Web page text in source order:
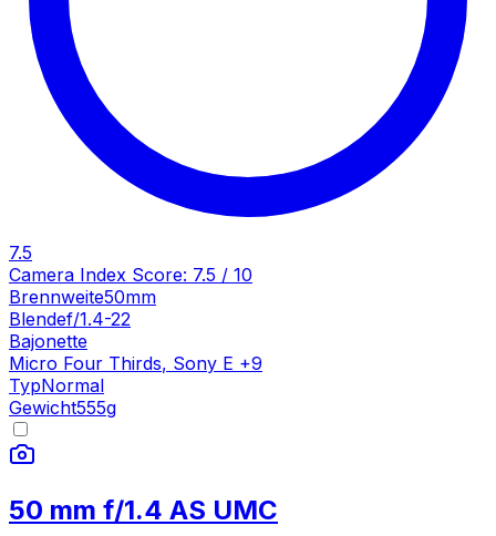
7.5
Camera Index Score: 7.5 / 10
Brennweite50mm
Blendef/1.4-22
Bajonette
Micro Four Thirds, Sony E +9
TypNormal
Gewicht555g
50 mm f/1.4 AS UMC